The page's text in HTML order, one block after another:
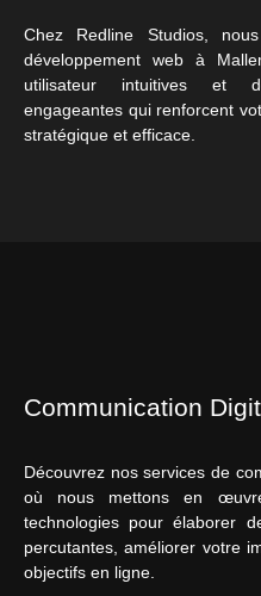
Chez Redline Studios,
développement web à
utilisateur intuitives et
engageantes qui renforcent
stratégique et efficace.
Communication
Découvrez nos services de
où nous mettons en
technologies pour élaborer
percutantes, améliorer votre
objectifs en ligne.